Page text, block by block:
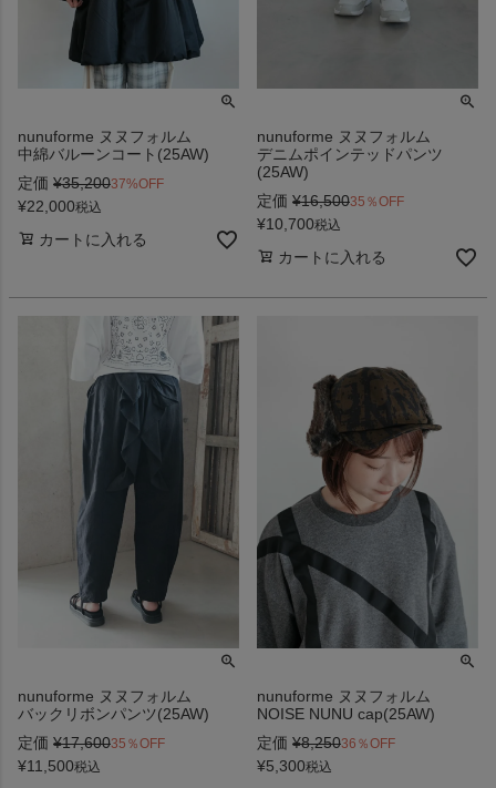
nunuforme ヌヌフォルム
中綿バルーンコート(25AW)
定価 ¥35,20037%OFF
¥22,000税込
カートに入れる
nunuforme ヌヌフォルム
デニムポインテッドパンツ
(25AW)
定価 ¥16,50035％OFF
¥10,700税込
カートに入れる
nunuforme ヌヌフォルム
バックリボンパンツ(25AW)
定価 ¥17,60035％OFF
¥11,500税込
nunuforme ヌヌフォルム
NOISE NUNU cap(25AW)
定価 ¥8,25036％OFF
¥5,300税込